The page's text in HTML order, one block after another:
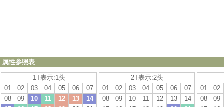
属性参照表
1T表示:1头
01
02 03 04 05 06
07
08
09 10 11 12 13
14
2T表示:2头
01
02 03 04 05 06
07
08
09 10 11 12 13
14
01
02
08
09